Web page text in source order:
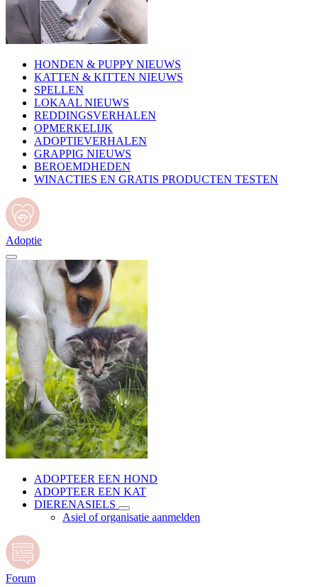
HONDEN & PUPPY NIEUWS
KATTEN & KITTEN NIEUWS
SPELLEN
LOKAAL NIEUWS
REDDINGSVERHALEN
OPMERKELIJK
ADOPTIEVERHALEN
GRAPPIG NIEUWS
BEROEMDHEDEN
WINACTIES EN GRATIS PRODUCTEN TESTEN
Adoptie
ADOPTEER EEN HOND
ADOPTEER EEN KAT
DIERENASIELS
Asiel of organisatie aanmelden
Forum